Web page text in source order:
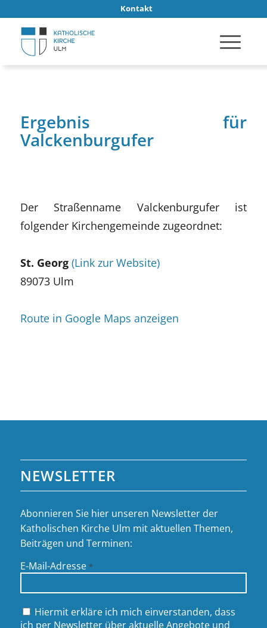
Kontakt
Ergebnis für
Valckenburgufer
Der Straßenname Valckenburgufer ist
folgender Kirchengemeinde zugeordnet:
St. Georg (Link zur Website)
89073 Ulm
Route in Google Maps anzeigen
NEWSLETTER
Abonnieren Sie hier unseren Newsletter der
Katholischen Kirche Ulm mit aktuellen Themen,
Beiträgen und Terminen:
E-Mail-Adresse *
Hiermit erkläre ich mich einverstanden, dass
ich per Newsletter über aktuelle Angebote und